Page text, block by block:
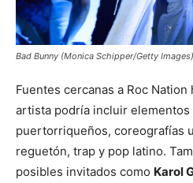
Bad Bunny (Monica Schipper/Getty Images)
Fuentes cercanas a Roc
artista podría incluir elementos
puertorriqueños, coreografías
reguetón, trap y pop latino.
posibles invitados como Karol